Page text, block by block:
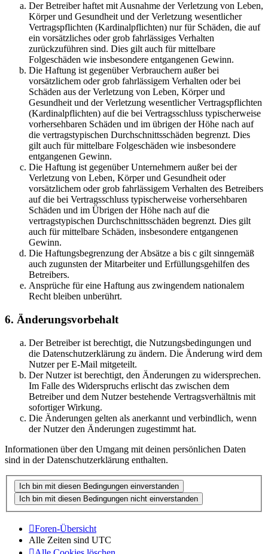
Der Betreiber haftet mit Ausnahme der Verletzung von Leben,
Körper und Gesundheit und der Verletzung wesentlicher
Vertragspflichten (Kardinalpflichten) nur für Schäden, die auf
ein vorsätzliches oder grob fahrlässiges Verhalten
zurückzuführen sind. Dies gilt auch für mittelbare
Folgeschäden wie insbesondere entgangenen Gewinn.
Die Haftung ist gegenüber Verbrauchern außer bei
vorsätzlichem oder grob fahrlässigem Verhalten oder bei
Schäden aus der Verletzung von Leben, Körper und
Gesundheit und der Verletzung wesentlicher Vertragspflichten
(Kardinalpflichten) auf die bei Vertragsschluss typischerweise
vorhersehbaren Schäden und im übrigen der Höhe nach auf
die vertragstypischen Durchschnittsschäden begrenzt. Dies
gilt auch für mittelbare Folgeschäden wie insbesondere
entgangenen Gewinn.
Die Haftung ist gegenüber Unternehmern außer bei der
Verletzung von Leben, Körper und Gesundheit oder
vorsätzlichem oder grob fahrlässigem Verhalten des Betreibers
auf die bei Vertragsschluss typischerweise vorhersehbaren
Schäden und im Übrigen der Höhe nach auf die
vertragstypischen Durchschnittsschäden begrenzt. Dies gilt
auch für mittelbare Schäden, insbesondere entgangenen
Gewinn.
Die Haftungsbegrenzung der Absätze a bis c gilt sinngemäß
auch zugunsten der Mitarbeiter und Erfüllungsgehilfen des
Betreibers.
Ansprüche für eine Haftung aus zwingendem nationalem
Recht bleiben unberührt.
6. Änderungsvorbehalt
Der Betreiber ist berechtigt, die Nutzungsbedingungen und
die Datenschutzerklärung zu ändern. Die Änderung wird dem
Nutzer per E-Mail mitgeteilt.
Der Nutzer ist berechtigt, den Änderungen zu widersprechen.
Im Falle des Widerspruchs erlischt das zwischen dem
Betreiber und dem Nutzer bestehende Vertragsverhältnis mit
sofortiger Wirkung.
Die Änderungen gelten als anerkannt und verbindlich, wenn
der Nutzer den Änderungen zugestimmt hat.
Informationen über den Umgang mit deinen persönlichen Daten
sind in der Datenschutzerklärung enthalten.
Foren-Übersicht
Alle Zeiten sind UTC